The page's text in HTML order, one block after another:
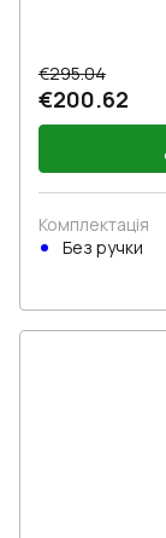
€295.04
€200.62
Комплектація
Без ручки